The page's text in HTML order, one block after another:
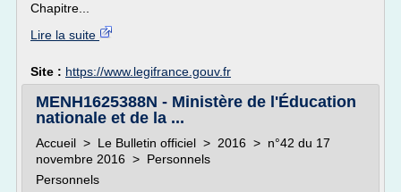
Chapitre...
Lire la suite
Site : https://www.legifrance.gouv.fr
MENH1625388N - Ministère de l'Éducation
nationale et de la ...
Accueil > Le Bulletin officiel > 2016 > n°42 du 17
novembre 2016 > Personnels
Personnels